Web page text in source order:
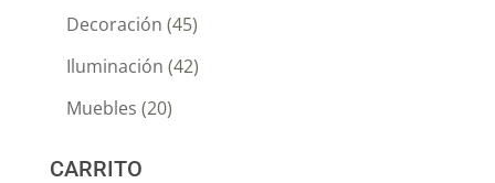
Decoración (45)
Iluminación (42)
Muebles (20)
CARRITO